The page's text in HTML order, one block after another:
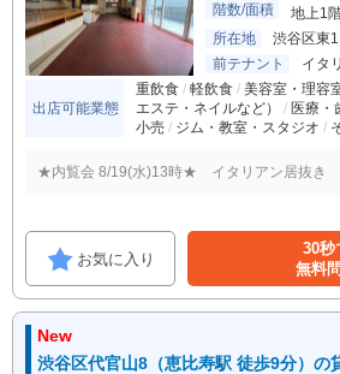
階数/面積
地上1
所在地
渋谷区東1
前テナント
イタ
出店可能業態
重飲食 軽飲食 美容室・理容
エステ・ネイルなど）
医療・
小売
ジム・教室・スタジオ
★内覧会 8/19(水)13時★ イタリアン居抜き
お気に入り
30秒
無料
New
渋谷区代官山8（恵比寿駅 徒歩9分）の